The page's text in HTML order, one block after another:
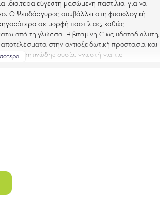
ιδιαίτερα εύγεστη μασώμενη παστίλια, για να
Ο Ψευδάργυρος συμβάλλει στη φυσιολογική
σε μορφή παστίλιας, καθώς
από τη γλώσσα. Η βιταμίνη C ως υδατοδιαλυτή,
στην αντιοξειδωτική προστασία και
ρητινώδης ουσία, γνωστή για τις
του έτους, κατάλληλο και για παιδιά. Εύκολος
προβλήματα κατάποσης ταμπλέτας.